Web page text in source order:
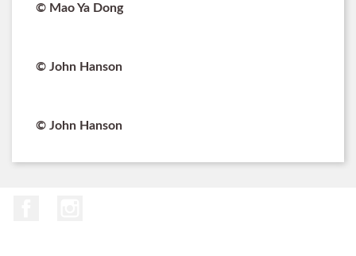
© Mao Ya Dong
© John Hanson
© John Hanson